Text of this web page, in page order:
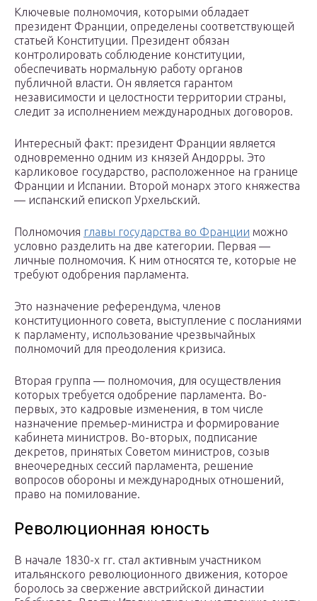
Ключевые полномочия, которыми обладает
президент Франции, определены соответствующей
статьей Конституции. Президент обязан
контролировать соблюдение конституции,
обеспечивать нормальную работу органов
публичной власти. Он является гарантом
независимости и целостности территории страны,
следит за исполнением международных договоров.
Интересный факт: президент Франции является
одновременно одним из князей Андорры. Это
карликовое государство, расположенное на границе
Франции и Испании. Второй монарх этого княжества
— испанский епископ Урхельский.
Полномочия главы государства во Франции можно
условно разделить на две категории. Первая —
личные полномочия. К ним относятся те, которые не
требуют одобрения парламента.
Это назначение референдума, членов
конституционного совета, выступление с посланиями
к парламенту, использование чрезвычайных
полномочий для преодоления кризиса.
Вторая группа — полномочия, для осуществления
которых требуется одобрение парламента. Во-
первых, это кадровые изменения, в том числе
назначение премьер-министра и формирование
кабинета министров. Во-вторых, подписание
декретов, принятых Советом министров, созыв
внеочередных сессий парламента, решение
вопросов обороны и международных отношений,
право на помилование.
Революционная юность
В начале 1830-х гг. стал активным участником
итальянского революционного движения, которое
боролось за свержение австрийской династии